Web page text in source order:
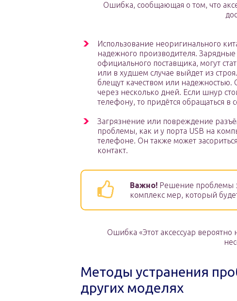
Ошибка, сообщающая о том, что
Использование неоригинального
надежного производителя.
официального поставщика, могут
или в худшем случае выйдет из
блещут качеством или
через несколько дней. Если шнур
телефону, то придётся обращаться в
Загрязнение или повреждение
проблемы, как и у порта USB на
телефоне. Он также может
контакт.
Важно! Решение проблемы
комплекс мер, который
Ошибка «Этот аксессуар
Методы устранения
других моделях